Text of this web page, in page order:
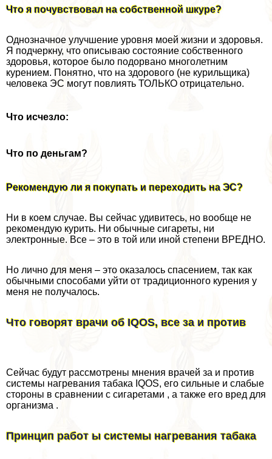
Что я почувствовал на собственной шкуре?
Однозначное улучшение уровня моей жизни и здоровья.
Я подчеркну, что описываю состояние собственного
здоровья, которое было подорвано многолетним
курением. Понятно, что на здорового (не курильщика)
человека ЭС могут повлиять ТОЛЬКО отрицательно.
Что исчезло:
Что по деньгам?
Рекомендую ли я покупать и переходить на ЭС?
Ни в коем случае. Вы сейчас удивитесь, но вообще не
рекомендую курить. Ни обычные сигареты, ни
электронные. Все – это в той или иной степени ВРЕДНО.
Но лично для меня – это оказалось спасением, так как
обычными способами уйти от традиционного курения у
меня не получалось.
Что говорят врачи об IQOS, все за и против
Сейчас будут рассмотрены мнения врачей за и против
системы нагревания табака IQOS, его сильные и слабые
стороны в сравнении с сигаретами , а также его вред для
организма .
Принцип работ ы системы нагревания табака